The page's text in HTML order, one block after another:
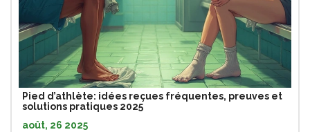
Pied d’athlète: idées reçues fréquentes, preuves et
solutions pratiques 2025
août, 26 2025